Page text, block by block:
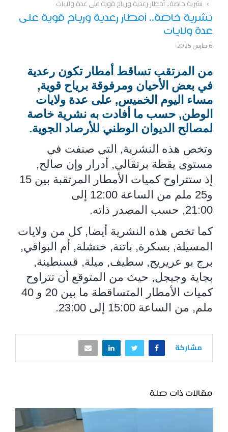
نشرية خاصة.. أمطار رعدية ورياح قوية على عدة ولايات
نشرية خاصة.. أمطار رعدية ورياح قوية على
عدة ولايات
6 مارس 2025
من المرتقب تساقط أمطار تكون رعدية
في بعض الأحيان ومرفوقة برياح قوية,
مساء اليوم الخميس, على عدة ولايات
الوطن, حسب ما أفادت به نشرية خاصة
لمصالح الديوان الوطني للأرصاد الجوية.
وتخص هذه النشرية, التي صنفت في
مستوى يقظة برتقالي, أدرار وإن صالح,
إذ ستتراوح كميات الأمطار المرتقبة بين 15
و25 ملم من الساعة 12:00 إلى
21:00, حسب المصدر ذاته.
كما تخص هذه النشرية أيضا, كل من ولايات
المسيلة, بسكرة, باتنة, خنشلة, أم البواقي,
برج بو عريريج, سطيف, ميلة, قسنطينة,
بجاية وجيجل, حيث من المتوقع أن تتراوح
كميات الأمطار المتساقطة ما بين 20 و 40
ملم, من الساعة 15:00 إلى 23:00.
مشاركة
مقالات ذات صلة